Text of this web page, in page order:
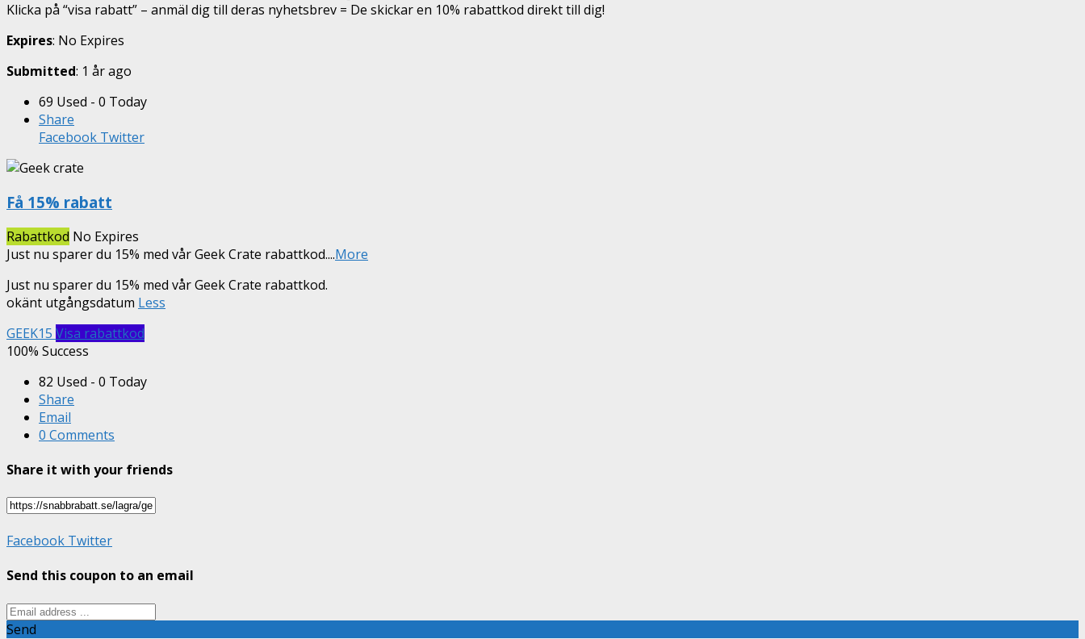
Klicka på “visa rabatt” – anmäl dig till deras nyhetsbrev = De skickar en 10% rabattkod direkt till dig!
Expires: No Expires
Submitted: 1 år ago
69 Used - 0 Today
Share
Facebook Twitter
Få 15% rabatt
Rabattkod No Expires
Just nu sparer du 15% med vår Geek Crate rabattkod....More
Just nu sparer du 15% med vår Geek Crate rabattkod.
okänt utgångsdatum Less
GEEK15 Visa rabattkod
100% Success
82 Used - 0 Today
Share
Email
0 Comments
Share it with your friends
Facebook Twitter
Send this coupon to an email
Send